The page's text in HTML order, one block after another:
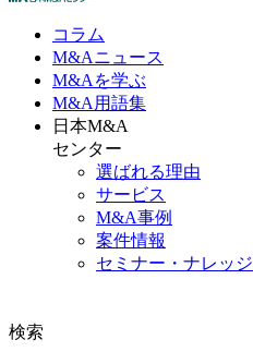
コラム
M&Aニュース
M&Aを学ぶ
M&A 用語集
日本M&A
センター
選ばれる理由
サービス
M&A事例
案件情報
セミナー・ナレッジ
検索